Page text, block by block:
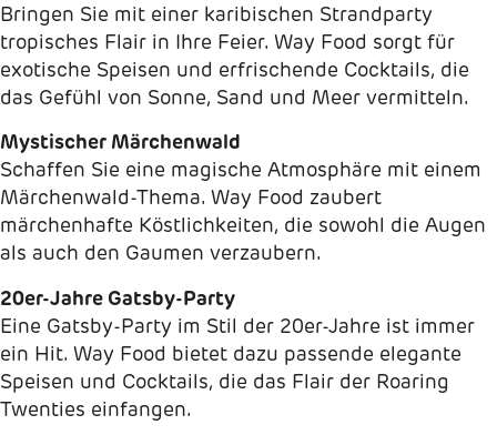
Bringen Sie mit einer karibischen Strandparty
tropisches Flair in Ihre Feier. Way Food sorgt für
exotische Speisen und erfrischende Cocktails, die
das Gefühl von Sonne, Sand und Meer vermitteln.
Mystischer Märchenwald
Schaffen Sie eine magische Atmosphäre mit einem
Märchenwald-Thema. Way Food zaubert
märchenhafte Köstlichkeiten, die sowohl die Augen
als auch den Gaumen verzaubern.
20er-Jahre Gatsby-Party
Eine Gatsby-Party im Stil der 20er-Jahre ist immer
ein Hit. Way Food bietet dazu passende elegante
Speisen und Cocktails, die das Flair der Roaring
Twenties einfangen.